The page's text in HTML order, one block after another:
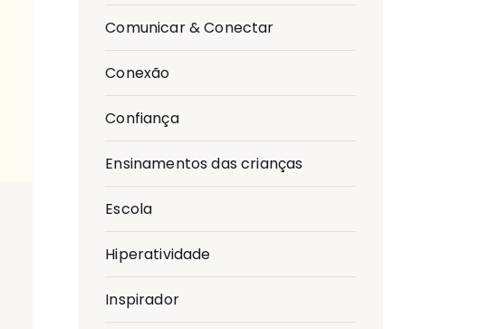
Comunicar & Conectar
Conexão
Confiança
Ensinamentos das crianças
Escola
Hiperatividade
Inspirador